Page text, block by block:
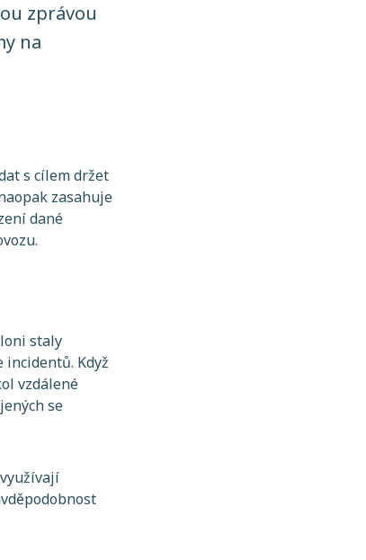
zprávou
na
s cílem držet
zasahuje
dané
staly
incidentů. Když
vzdálené
se